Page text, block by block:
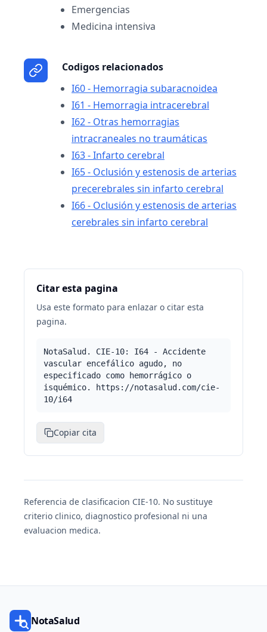
Emergencias
Medicina intensiva
Codigos relacionados
I60 - Hemorragia subaracnoidea
I61 - Hemorragia intracerebral
I62 - Otras hemorragias
intracraneales no traumáticas
I63 - Infarto cerebral
I65 - Oclusión y estenosis de arterias
precerebrales sin infarto cerebral
I66 - Oclusión y estenosis de arterias
cerebrales sin infarto cerebral
Citar esta pagina
Usa este formato para enlazar o citar esta
pagina.
NotaSalud. CIE-10: I64 - Accidente
vascular encefálico agudo, no
especificado como hemorrágico o
isquémico. https://notasalud.com/cie-
10/i64
Copiar cita
Referencia de clasificacion CIE-10. No sustituye
criterio clinico, diagnostico profesional ni una
evaluacion medica.
NotaSalud